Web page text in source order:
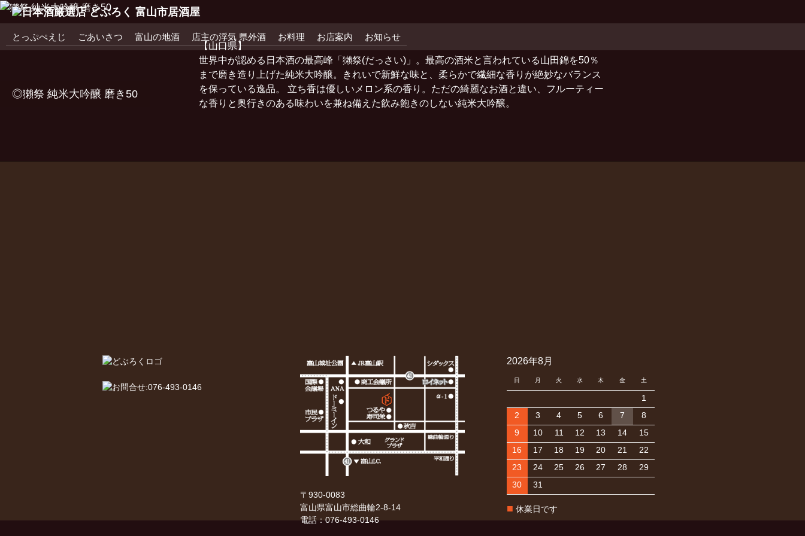
ン
ツ
へ
とっぷぺえじ ごあいさつ 富山の地酒 店主の浮気 県外酒 お料理 お店案内 お知らせ
◎獺祭 純米大吟醸 磨き50
【山口県】
世界中が認める日本酒の最高峰「獺祭(だっさい)」。最高の酒米と言われている山田錦を50％
まで磨き造り上げた純米大吟醸。きれいで新鮮な味と、柔らかで繊細な香りが絶妙なバランス
を保っている逸品。 立ち香は優しいメロン系の香り。ただの綺麗なお酒と違い、フルーティー
な香りと奥行きのある味わいを兼ね備えた飲み飽きのしない純米大吟醸。
〒930-0083
富山県富山市総曲輪2-8-14
電話：076-493-0146
2026年8月
日 月 火 水 木 金 土
1
2
3 4 5 6 7
8
9
10 11 12 13 14
15
16
17 18 19 20 21
22
23
24 25 26 27 28
29
30
31
■ 休業日です